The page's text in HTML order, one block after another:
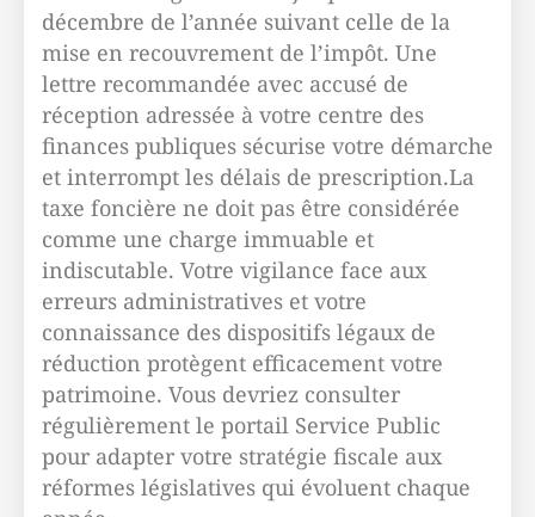
décembre de l’année suivant celle de la
mise en recouvrement de l’impôt. Une
lettre recommandée avec accusé de
réception adressée à votre centre des
finances publiques sécurise votre démarche
et interrompt les délais de prescription.La
taxe foncière ne doit pas être considérée
comme une charge immuable et
indiscutable. Votre vigilance face aux
erreurs administratives et votre
connaissance des dispositifs légaux de
réduction protègent efficacement votre
patrimoine. Vous devriez consulter
régulièrement le portail Service Public
pour adapter votre stratégie fiscale aux
réformes législatives qui évoluent chaque